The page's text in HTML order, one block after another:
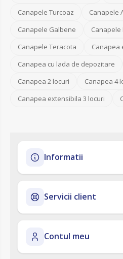
Canapele Turcoaz
Canapele
Canapele Galbene
Canapele Teracota
Canapea
Canapea cu lada de depozitare
Canapea 2 locuri
Canapea 4
Canapea extensibila 3 locuri
Informatii
Servicii client
Contul meu